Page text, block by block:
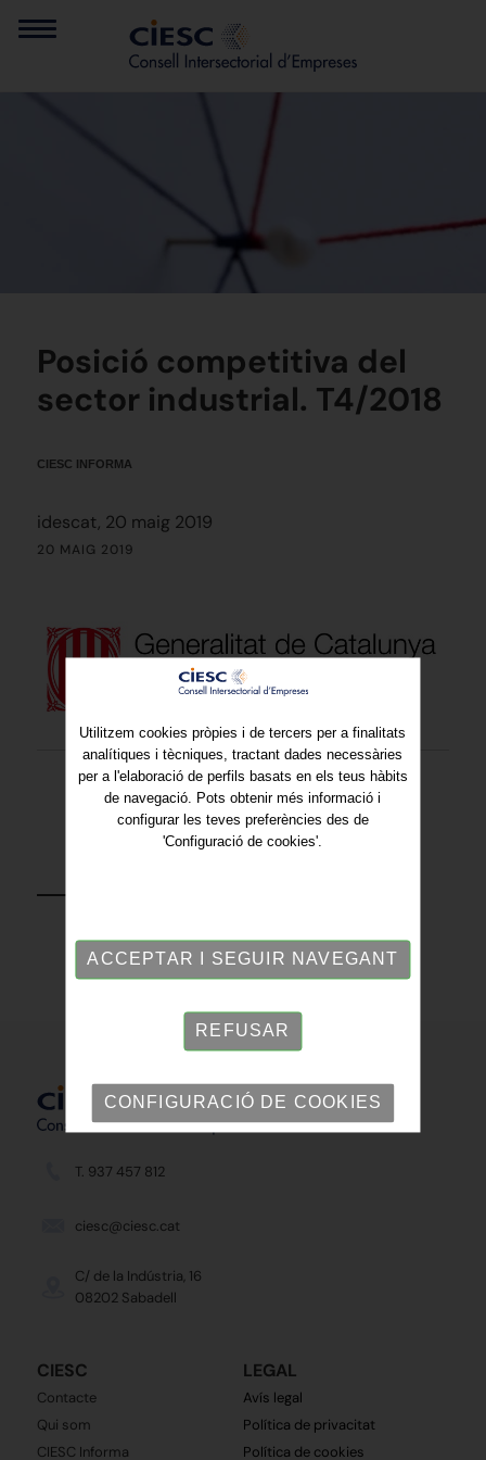
Posició competitiva del
sector industrial. T4/2018
CIESC INFORMA
idescat, 20 maig 2019
20 MAIG 2019
T. 937 457 812
ciesc@ciesc.cat
C/ de la Indústria, 16
08202 Sabadell
CIESC
Contacte
Qui som
CIESC Informa
LEGAL
Avís legal
Política de privacitat
Política de cookies
Utilitzem cookies pròpies i de tercers per a finalitats
analítiques i tècniques, tractant dades necessàries
per a l'elaboració de perfils basats en els teus hàbits
de navegació. Pots obtenir més informació i
configurar les teves preferències des de
'Configuració de cookies'.
ACCEPTAR I SEGUIR NAVEGANT
REFUSAR
CONFIGURACIÓ DE COOKIES